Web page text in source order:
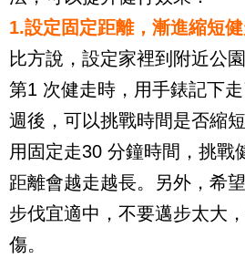
1.設定固定距離，漸進縮短健
比方說，設定家裡到附近公
第1 次健走時，用手錶記下
週後，可以挑戰時間是否縮
用固定走30 分鐘時間，挑戰
距離會越走越長。另外，希
步伐宜適中，不要邁步太大
傷。